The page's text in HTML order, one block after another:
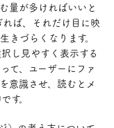
量が多ければいいと
ば、それだけ目に映
づらくなります。
し見やすく表示する
て、ユーザーにファ
意識させ、読むとメ
す。